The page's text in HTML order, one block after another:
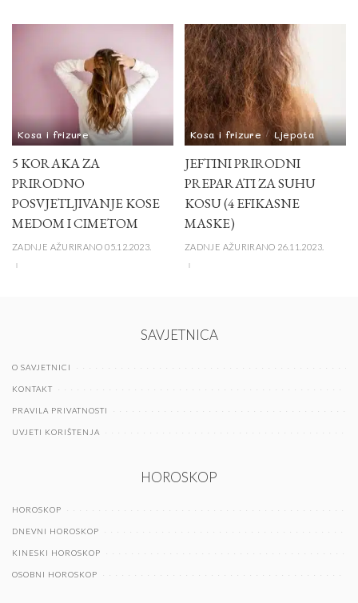
Kosa i frizure
5 KORAKA ZA
PRIRODNO
POSVJETLJIVANJE KOSE
MEDOM I CIMETOM
ZADNJE AŽURIRANO 05.12.2023.
Kosa i frizure Ljepota
JEFTINI PRIRODNI
PREPARATI ZA SUHU
KOSU (4 EFIKASNE
MASKE)
ZADNJE AŽURIRANO 26.11.2023.
SAVJETNICA
O SAVJETNICI
KONTAKT
PRAVILA PRIVATNOSTI
UVJETI KORIŠTENJA
HOROSKOP
HOROSKOP
DNEVNI HOROSKOP
KINESKI HOROSKOP
OSOBNI HOROSKOP